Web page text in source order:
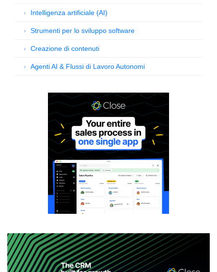
Intelligenza artificiale (AI)
Strumenti per lo sviluppo software
Creazione di contenuti
Agenti AI & Flussi di Lavoro Autonomi